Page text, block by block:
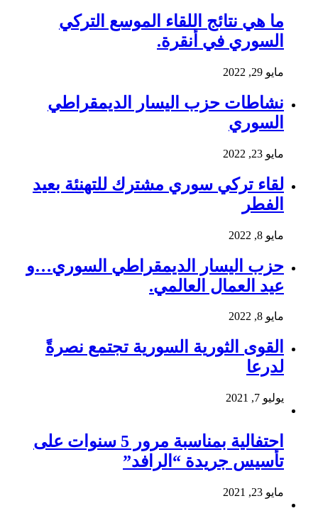
ما هي نتائج اللقاء الموسع التركي
السوري في أنقرة.
مايو 29, 2022
نشاطات حزب اليسار الديمقراطي
السوري
مايو 23, 2022
لقاء تركي سوري مشترك للتهنئة بعيد
الفطر
مايو 8, 2022
حزب اليسار الديمقراطي السوري…و
عيد العمال العالمي.
مايو 8, 2022
القوى الثورية السورية تجتمع نصرةً
لدرعا
يوليو 7, 2021
احتفالية بمناسبة مرور 5 سنوات على
تأسيس جريدة “الرافد”
مايو 23, 2021